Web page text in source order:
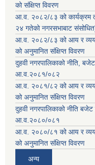
को संक्षिप्त विवरण
आ.व. २०८२/८३ को कार्यक्रम
२४ गतेको नगरसभाबाट
आ.व. २०८२/८३ को आय र व्यय
को अनुमानित संक्षिप्त विवरण
दुहवी नगरपालिकाको नीति,
आ.व.२०८१/०८२
आ.व. २०८१/८२ को आय र व्यय
को अनुमानित संक्षिप्त विवरण
दुहवी नगरपालिकाको नीति
आ.व.२०८०/०८१
आ.व. २०८०/८१ को आय र व्यय
को अनुमानित संक्षिप्त विवरण
अन्य